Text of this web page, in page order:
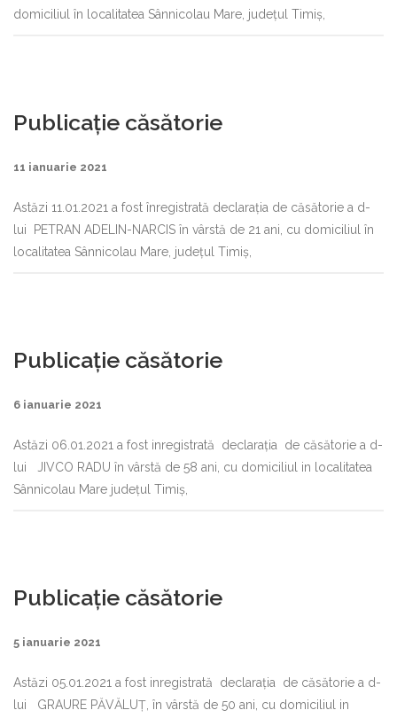
domiciliul în localitatea Sânnicolau Mare, judeţul Timiș,
Publicație căsătorie
11 ianuarie 2021
Astăzi 11.01.2021 a fost înregistrată declaraţia de căsătorie a d-
lui PETRAN ADELIN-NARCIS în vârstă de 21 ani, cu domiciliul în
localitatea Sânnicolau Mare, judeţul Timiș,
Publicație căsătorie
6 ianuarie 2021
Astăzi 06.01.2021 a fost inregistrată declaraţia de căsătorie a d-
lui JIVCO RADU în vârstă de 58 ani, cu domiciliul in localitatea
Sânnicolau Mare judeţul Timiș,
Publicație căsătorie
5 ianuarie 2021
Astăzi 05.01.2021 a fost inregistrată declaraţia de căsătorie a d-
lui GRAURE PĂVĂLUȚ, în vârstă de 50 ani, cu domiciliul in